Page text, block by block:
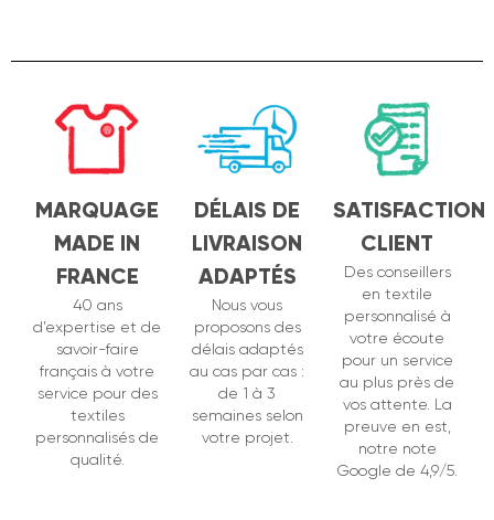
MARQUAGE
MADE IN
FRANCE
40 ans
d’expertise et de
savoir-faire
français à votre
service pour des
textiles
personnalisés de
qualité.
DÉLAIS DE
LIVRAISON
ADAPTÉS
Nous vous
proposons des
délais adaptés
au cas par cas :
de 1 à 3
semaines selon
votre projet.
SATISFACTION
CLIENT
Des conseillers
en textile
personnalisé à
votre écoute
pour un service
au plus près de
vos attente. La
preuve en est,
notre note
Google de 4,9/5.